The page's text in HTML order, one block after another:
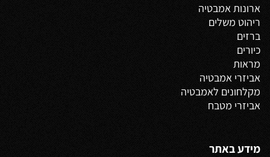
ארונות אמבטיה
ריהוט משלים
ברזים
כיורים
מראות
אביזרי אמבטיה
מקלחונים לאמבטיה
אביזרי מטבח
מידע באתר